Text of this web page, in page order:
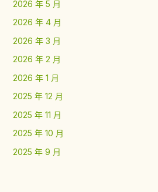
2026 年 5 月
2026 年 4 月
2026 年 3 月
2026 年 2 月
2026 年 1 月
2025 年 12 月
2025 年 11 月
2025 年 10 月
2025 年 9 月